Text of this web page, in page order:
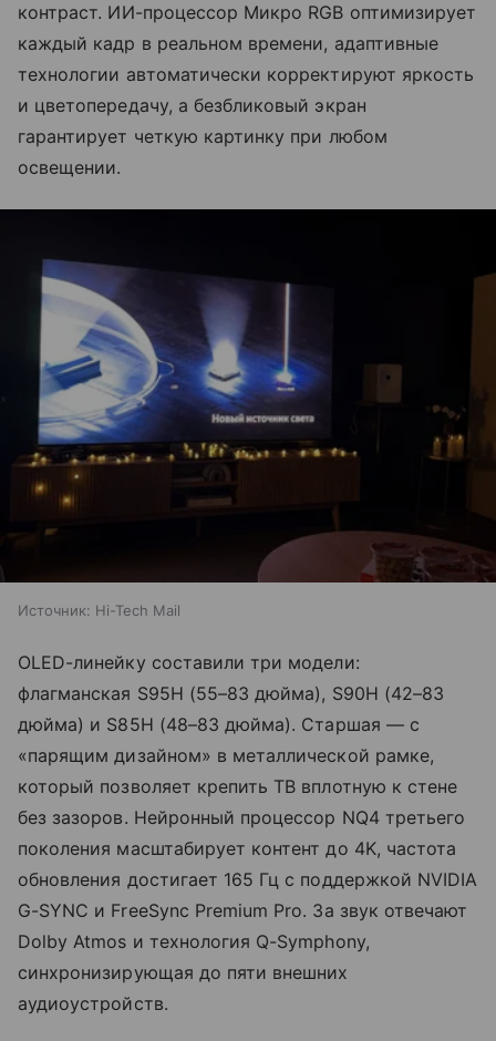
контраст. ИИ-процессор Микро RGB оптимизирует
каждый кадр в реальном времени, адаптивные
технологии автоматически корректируют яркость
и цветопередачу, а безбликовый экран
гарантирует четкую картинку при любом
освещении.
Источник: Hi-Tech Mail
OLED-линейку составили три модели:
флагманская S95H (55–83 дюйма), S90H (42–83
дюйма) и S85H (48–83 дюйма). Старшая — с
«парящим дизайном» в металлической рамке,
который позволяет крепить ТВ вплотную к стене
без зазоров. Нейронный процессор NQ4 третьего
поколения масштабирует контент до 4K, частота
обновления достигает 165 Гц с поддержкой NVIDIA
G-SYNC и FreeSync Premium Pro. За звук отвечают
Dolby Atmos и технология Q-Symphony,
синхронизирующая до пяти внешних
аудиоустройств.